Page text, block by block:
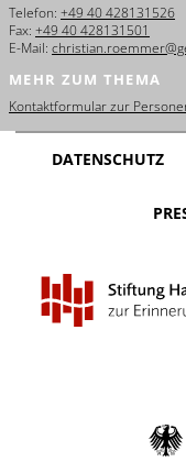
Dansk
Русский
Telefon: +49 40 428131526
Fax: +49 40 428131501
E-Mail:
MEHR ZUM THEMA
Kontaktformular zur
DATENSCHUTZ